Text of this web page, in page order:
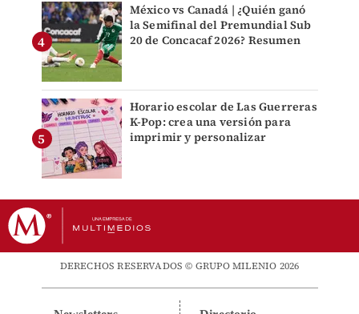
México vs Canadá | ¿Quién ganó
la Semifinal del Premundial Sub
20 de Concacaf 2026? Resumen
Horario escolar de Las Guerreras
K-Pop: crea una versión para
imprimir y personalizar
DERECHOS RESERVADOS © GRUPO MILENIO 2026